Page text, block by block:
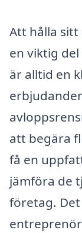
Att hålla sitt
en viktig
är alltid en
att begära
få en
jämföra de
företag.